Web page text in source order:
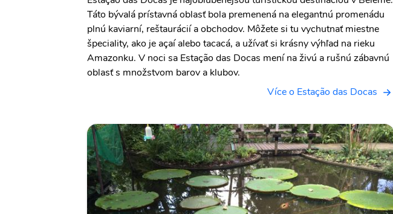
Táto bývalá prístavná oblasť bola premenená na elegantnú promenádu
plnú kaviarní, reštaurácií a obchodov. Môžete si tu vychutnať miestne
špeciality, ako je açaí alebo tacacá, a užívať si krásny výhľad na rieku
Amazonku. V noci sa Estação das Docas mení na živú a rušnú zábavnú
oblasť s množstvom barov a klubov.
Více o Estação das Docas